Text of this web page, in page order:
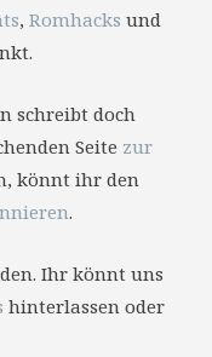
, Romhacks und
schreibt doch
Seite zur
könnt ihr den
.
Ihr könnt uns
hinterlassen oder